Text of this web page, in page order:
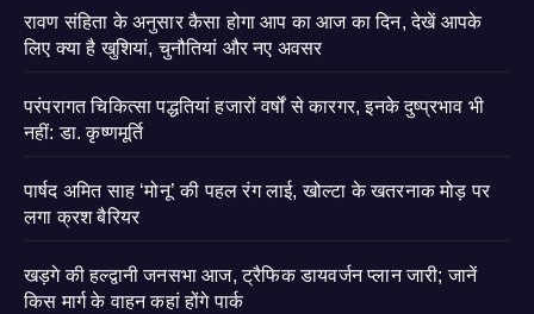
रावण संहिता के अनुसार कैसा होगा आप का आज का दिन, देखें आपके
लिए क्या है खुशियां, चुनौतियां और नए अवसर
परंपरागत चिकित्सा पद्धतियां हजारों वर्षों से कारगर, इनके दुष्प्रभाव भी
नहीं: डा. कृष्णमूर्ति
पार्षद अमित साह ‘मोनू’ की पहल रंग लाई, खोल्टा के खतरनाक मोड़ पर
लगा क्रश बैरियर
खड़गे की हल्द्वानी जनसभा आज, ट्रैफिक डायवर्जन प्लान जारी; जानें
किस मार्ग के वाहन कहां होंगे पार्क